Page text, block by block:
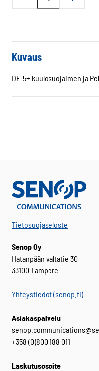
-
Nexus
Kuvaus
DF-5+ kuulosuojaimen ja
Tietosuojaseloste
Senop Oy
Hatanpään valtatie 30
33100 Tampere
Yhteystiedot (senop.fi)
Asiakaspalvelu
+358 (0)800 188 011
Laskutusosoite